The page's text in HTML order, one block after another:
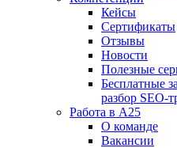
Кейсы
Сертификаты
Отзывы
Новости
Полезные
Бесплатные
разбор SEO-
Работа в А25
О команде
Вакансии